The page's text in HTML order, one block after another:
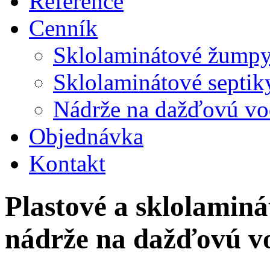
Cenník
Sklolaminátové
Sklolaminátové
Nádrže na dažďovú
Objednávka
Kontakt
Plastové a
nádrže na dažďovú